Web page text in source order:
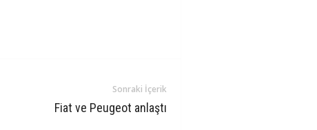
Sonraki İçerik
Fiat ve Peugeot anlaştı